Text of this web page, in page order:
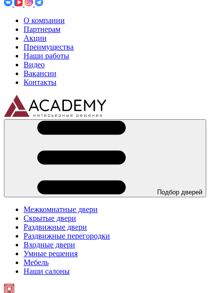
О компании
Партнерам
Акции
Преимущества
Наши работы
Видео
Вакансии
Контакты
Подбор дверей
Межкомнатные двери
Скрытые двери
Раздвижные двери
Раздвижные перегородки
Входные двери
Умные решения
Мебель
Наши салоны